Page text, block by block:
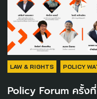
LAW & RIGHTS POLICY
Policy Forum ครั้ง